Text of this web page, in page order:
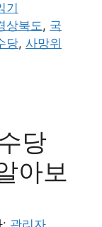
기
상북도, 국
당, 사망위
당
아보
: 관리자